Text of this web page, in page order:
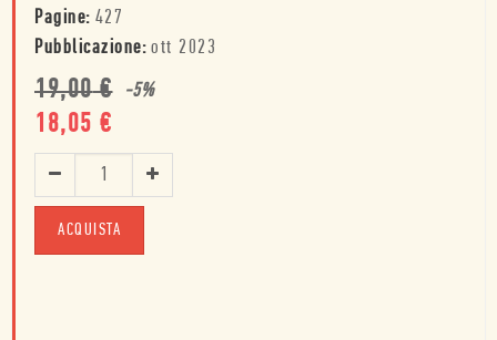
Pagine: 427
Pubblicazione: ott 2023
19,00€ -5%
18,05 €
ACQUISTA